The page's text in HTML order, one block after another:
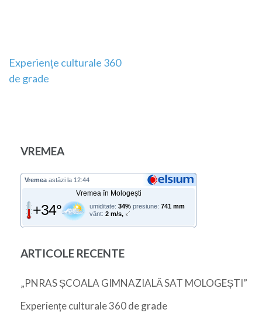
Navigare
Experiențe culturale 360
de grade
VREMEA
Vremea astăzi la 12:44
Vremea în Mologești
+34° umiditate: 34% presiune: 741 mm
vânt: 2 m/s,
ARTICOLE RECENTE
„PNRAS ȘCOALA GIMNAZIALĂ SAT MOLOGEȘTI”
Experiențe culturale 360 de grade